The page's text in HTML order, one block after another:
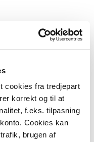
cookies fra tredjepart
korrekt og til at
f.eks. tilpasning
Cookies kan
brugen af